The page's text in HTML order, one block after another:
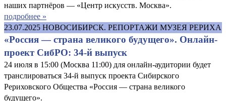
наших партнёров — «Центр искусств. Москва».
подробнее »
23.07.2025 НОВОСИБИРСК. РЕПОРТАЖИ МУЗЕЯ РЕРИХА
«Россия — страна великого будущего». Онлайн-
проект СибРО: 34-й выпуск
24 июля в 15:00 (Москва 11:00) для онлайн-аудитории будет
транслироваться 34-й выпуск проекта Сибирского
Рериховского Общества «Россия — страна великого
будущего».